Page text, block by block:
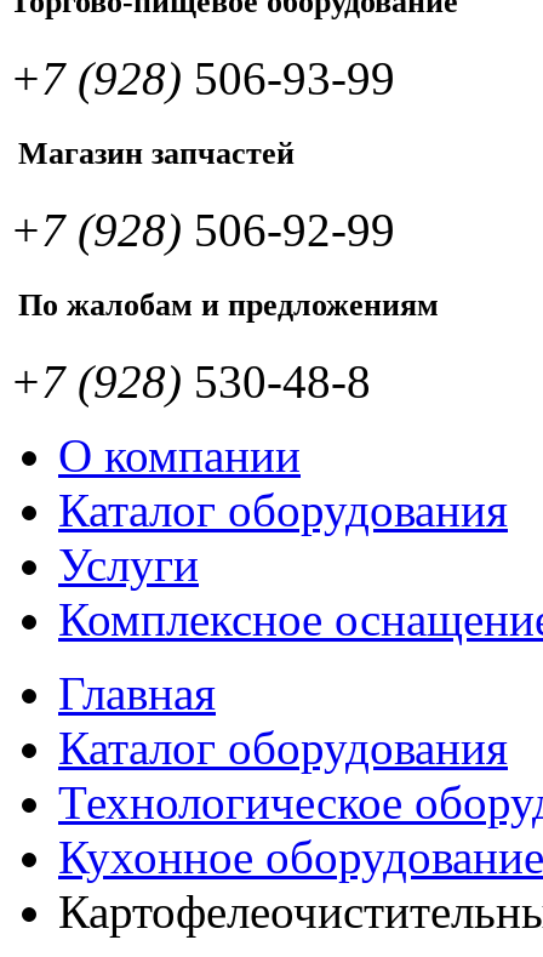
+7 (928) 506-93-99
Магазин запчастей
+7 (928) 506-92-99
По жалобам и предложениям
+7 (928) 530-48-8
О компании
Каталог оборудования
Услуги
Комплексное
Главная
Каталог оборудования
Технологическое
Кухонное оборудование